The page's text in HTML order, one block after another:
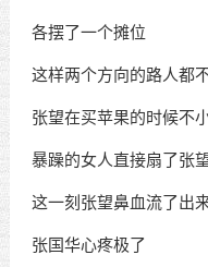
各摆了一个摊位
这样两个方向的路人都
张望在买苹果的时候不
暴躁的女人直接扇了张
这一刻张望鼻血流了出
张国华心疼极了